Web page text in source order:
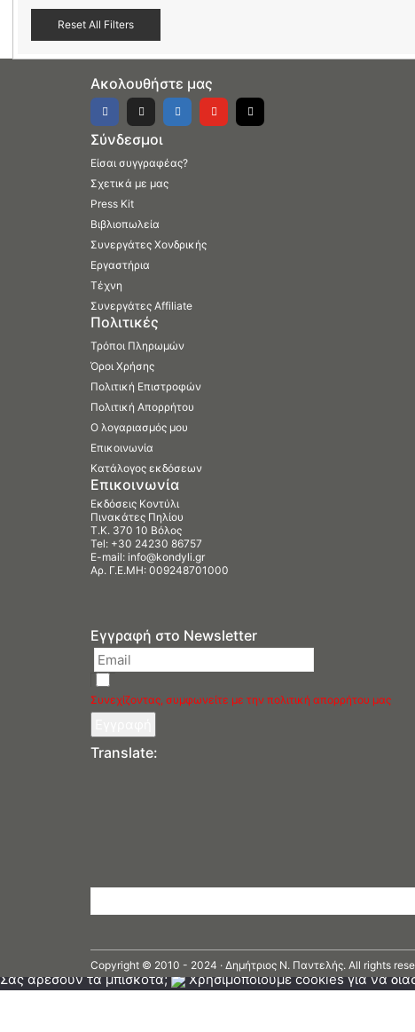
Reset All Filters
Ακολουθήστε μας
Σύνδεσμοι
Είσαι συγγραφέας?
Σχετικά με μας
Press Kit
Βιβλιοπωλεία
Συνεργάτες Χονδρικής
Εργαστήρια
Τέχνη
Συνεργάτες Affiliate
Πολιτικές
Τρόποι Πληρωμών
Όροι Χρήσης
Πολιτική Επιστροφών
Πολιτική Απορρήτου
Ο λογαριασμός μου
Επικοινωνία
Κατάλογος εκδόσεων
Επικοινωνία
Εκδόσεις Κοντύλι
Πινακάτες Πηλίου
Τ.Κ. 370 10 Βόλος
Tel: +30 24230 86757
E-mail: info@kondyli.gr
Αρ. Γ.Ε.ΜΗ: 009248701000
Εγγραφή στο Newsletter
Συνεχίζοντας, συμφωνείτε με την πολιτική απορρήτου μας
Translate:
Copyright © 2010 - 2024 · Δημήτριος N. Παντελής. All rights
Σας αρέσουν τα μπισκότα; Χρησιμοποιούμε cookies για να